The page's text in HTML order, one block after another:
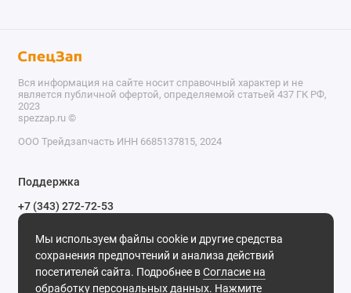
Мы используем файлы cookie и другие средства
сохранения предпочтений и анализа действий
посетителей сайта. Подробнее вСогласие на
обработку персональных данных. Нажмите
Вся информация на сайте носит справочный характер и не
является публичной офертой, определяемой статьей 437 ГК РФ,
2023
spezzap.ru ©️
ООО Трейдзапчасть ИНН 6685137815, 2024
Поддержка
+7 (343) 272-72-53
Обратный звонок
620030, г. Екатеринбург, ул. Карьерная, д. 14, оф. 14.
Мы в сети